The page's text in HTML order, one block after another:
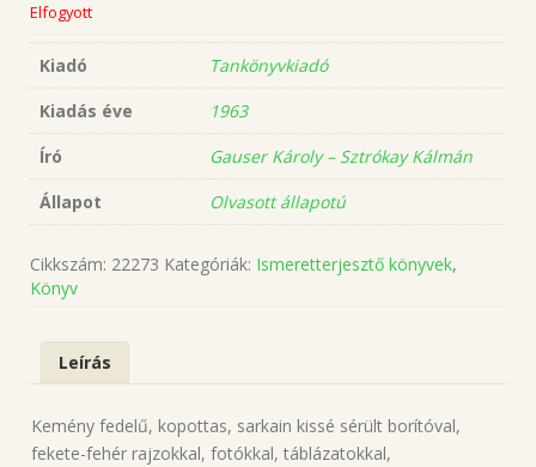
Elfogyott
Kiadó
Tankönyvkiadó
Kiadás éve
1963
Író
Gauser Károly – Sztrókay Kálmán
Állapot
Olvasott állapotú
Cikkszám: 22273 Kategóriák: Ismeretterjesztő könyvek,
Könyv
Leírás
Kemény fedelű, kopottas, sarkain kissé sérült borítóval,
fekete-fehér rajzokkal, fotókkal, táblázatokkal,